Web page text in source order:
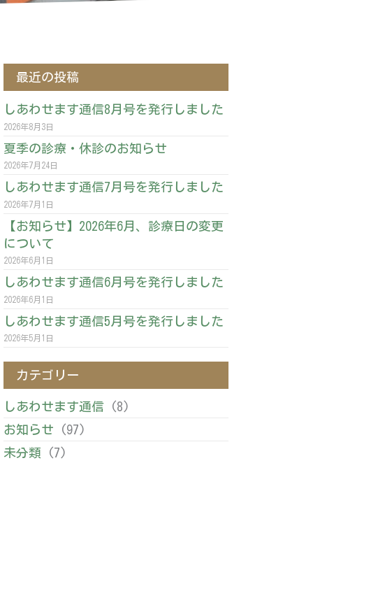
最近の投稿
しあわせます通信8月号を発行しました
2026年8月3日
夏季の診療・休診のお知らせ
2026年7月24日
しあわせます通信7月号を発行しました
2026年7月1日
【お知らせ】2026年6月、診療日の変更
について
2026年6月1日
しあわせます通信6月号を発行しました
2026年6月1日
しあわせます通信5月号を発行しました
2026年5月1日
カテゴリー
しあわせます通信 (8)
お知らせ (97)
未分類 (7)